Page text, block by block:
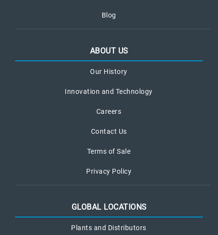
Blog
ABOUT US
Our History
Innovation and Technology
Careers
Contact Us
Terms of Sale
Privacy Policy
GLOBAL LOCATIONS
Plants and Distributors